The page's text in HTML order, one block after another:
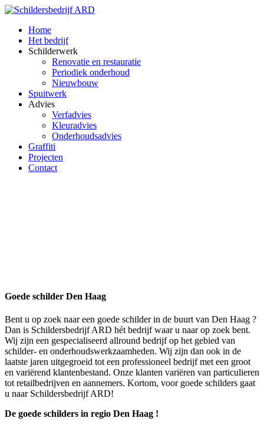
Home
Het bedrijf
Schilderwerk
Renovatie en restauratie
Periodiek onderhoud
Nieuwbouw
Spuitwerk
Advies
Verfadvies
Kleuradvies
Onderhoudsadvies
Graffiti
Projecten
Contact
Goede schilder Den Haag
Bent u op zoek naar een goede schilder in de buurt van Den Haag ?
Dan is Schildersbedrijf ARD hét bedrijf waar u naar op zoek bent.
Wij zijn een gespecialiseerd allround bedrijf op het gebied van
schilder- en onderhoudswerkzaamheden. Wij zijn dan ook in de
laatste jaren uitgegroeid tot een professioneel bedrijf met een groot
en variërend klantenbestand. Onze klanten variëren van particulieren
tot retailbedrijven en aannemers. Kortom, voor goede schilders gaat
u naar Schildersbedrijf ARD!
De goede schilders in regio Den Haag !